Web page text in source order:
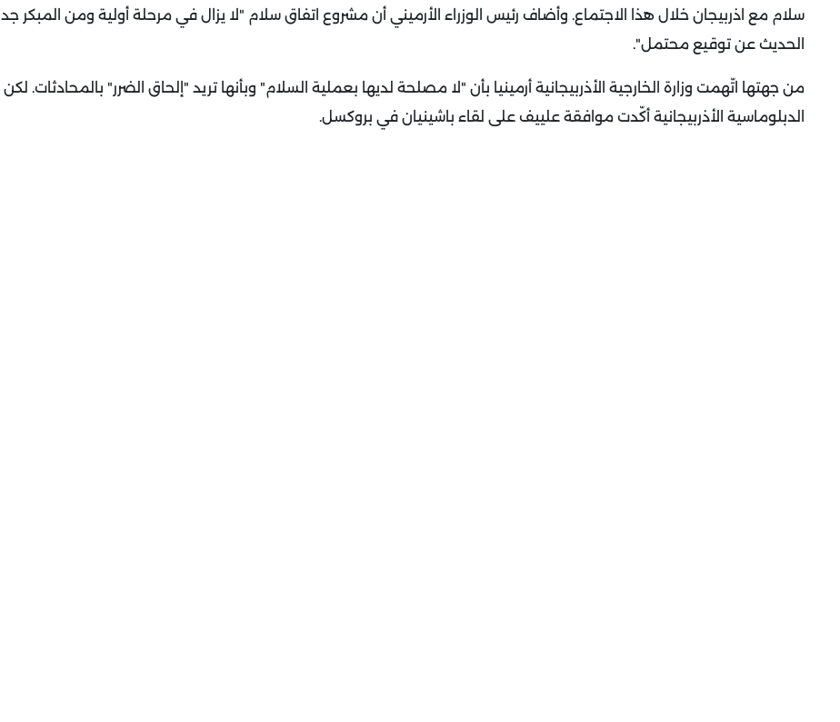
سلام مع اذربيجان خلال هذا الاجتماع. وأضاف رئيس الوزراء الأرميني أن مشروع اتفاق سلام "لا يزال في مرحلة أولية ومن المبكر جدا
الحديث عن توقيع محتمل".
من جهتها اتّهمت وزارة الخارجية الأذربيجانية أرمينيا بأن "لا مصلحة لديها بعملية السلام" وبأنها تريد "إلحاق الضرر" بالمحادثات. لكن
الدبلوماسية الأذربيجانية أكّدت موافقة علييف على لقاء باشينيان في بروكسل.